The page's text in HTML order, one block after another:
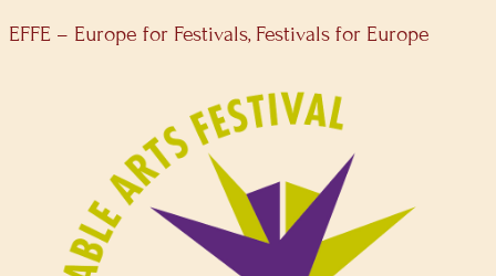
EFFE – Europe for Festivals, Festivals for Europe